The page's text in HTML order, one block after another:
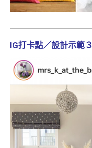
IG打卡點／設計示範３